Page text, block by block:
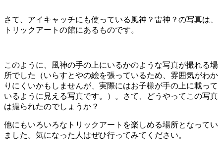
さて、アイキャッチにも使っている風神？雷神？の写真は、
トリックアートの館にあるものです。
このように、風神の手の上にいるかのような写真が撮れる場
所でした（いらすとやの絵を張っているため、雰囲気がわか
りにくいかもしませんが、実際にはお子様が手の上に載って
いるように見える写真です。）。さて、どうやってこの写真
は撮られたのでしょうか？
他にもいろいろなトリックアートを楽しめる場所となってい
ました。気になった人はぜひ行ってみてください。